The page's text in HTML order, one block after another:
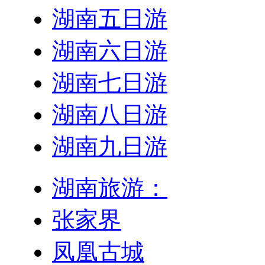
湖南五日游
湖南六日游
湖南七日游
湖南八日游
湖南九日游
湖南旅游：
张家界
凤凰古城